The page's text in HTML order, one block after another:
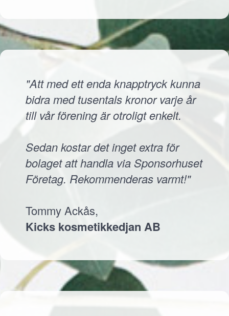
"Att med ett enda knapptryck kunna
bidra med tusentals kronor varje år
till vår förening är otroligt enkelt.
Sedan kostar det inget extra för
bolaget att handla via Sponsorhuset
Företag. Rekommenderas varmt!"
Tommy Ackås,
Kicks kosmetikkedjan AB